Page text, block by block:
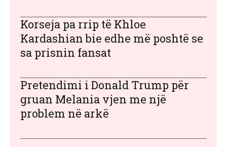
Korseja pa rrip të Khloe
Kardashian bie edhe më poshtë se
sa prisnin fansat
Pretendimi i Donald Trump për
gruan Melania vjen me një
problem në arkë